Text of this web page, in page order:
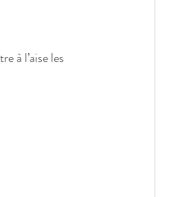
à l’aise les